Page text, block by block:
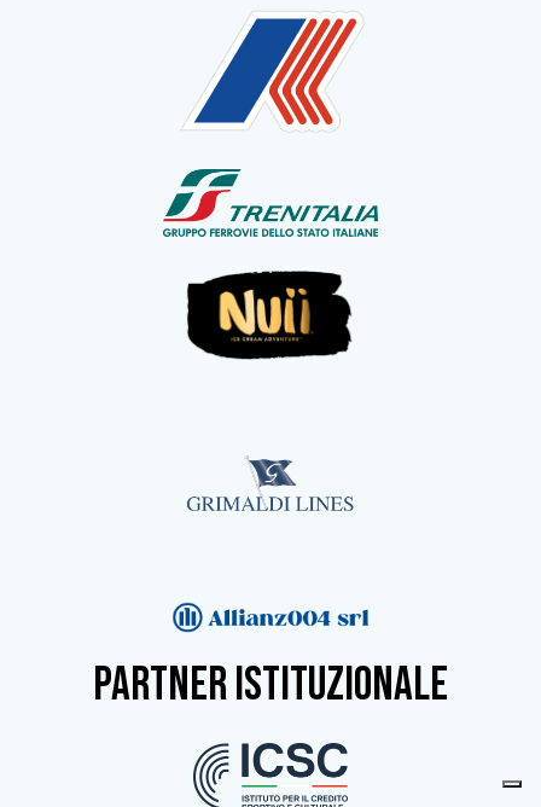
partner istituzionale